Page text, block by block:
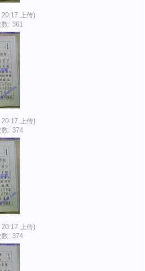
20:17 上传)
: 361
20:17 上传)
: 374
20:17 上传)
: 374